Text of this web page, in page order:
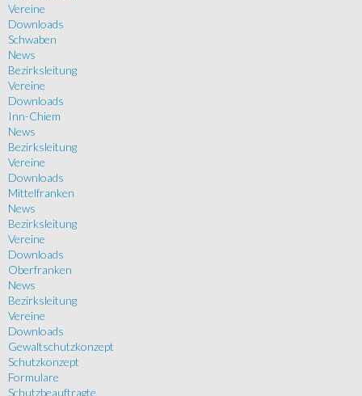
Vereine
Downloads
Schwaben
News
Bezirksleitung
Vereine
Downloads
Inn-Chiem
News
Bezirksleitung
Vereine
Downloads
Mittelfranken
News
Bezirksleitung
Vereine
Downloads
Oberfranken
News
Bezirksleitung
Vereine
Downloads
Gewaltschutzkonzept
Schutzkonzept
Formulare
Schutzbeauftragte